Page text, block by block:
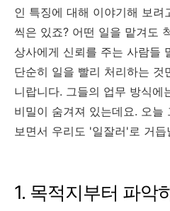
인 특징에 대해 이야기해 보려
씩은 있죠? 어떤 일을 맡겨도
상사에게 신뢰를 주는 사람들
단순히 일을 빨리 처리하는
니랍니다. 그들의 업무 방식에
비밀이 숨겨져 있는데요. 오늘
보면서 우리도 '일잘러'로 거
1. 목적지부터 파악